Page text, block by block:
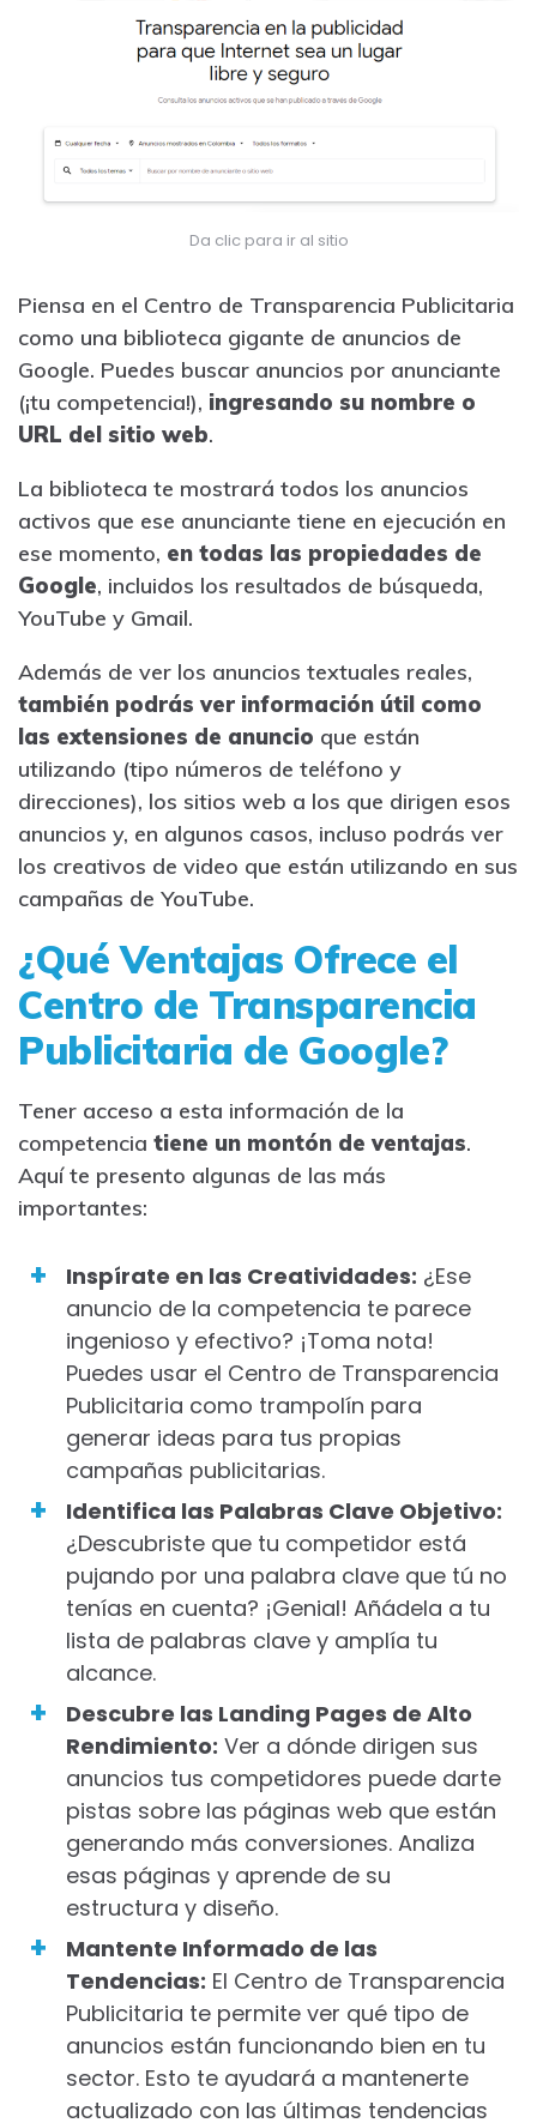
Da clic para ir al sitio
Piensa en el Centro de Transparencia Publicitaria
como una biblioteca gigante de anuncios de
Google. Puedes buscar anuncios por anunciante
(¡tu competencia!), ingresando su nombre o
URL del sitio web.
La biblioteca te mostrará todos los anuncios
activos que ese anunciante tiene en ejecución en
ese momento, en todas las propiedades de
Google, incluidos los resultados de búsqueda,
YouTube y Gmail.
Además de ver los anuncios textuales reales,
también podrás ver información útil como
las extensiones de anuncio que están
utilizando (tipo números de teléfono y
direcciones), los sitios web a los que dirigen esos
anuncios y, en algunos casos, incluso podrás ver
los creativos de video que están utilizando en sus
campañas de YouTube.
¿Qué Ventajas Ofrece el
Centro de Transparencia
Publicitaria de Google?
Tener acceso a esta información de la
competencia tiene un montón de ventajas.
Aquí te presento algunas de las más
importantes:
Inspírate en las Creatividades: ¿Ese
anuncio de la competencia te parece
ingenioso y efectivo? ¡Toma nota!
Puedes usar el Centro de Transparencia
Publicitaria como trampolín para
generar ideas para tus propias
campañas publicitarias.
Identifica las Palabras Clave Objetivo:
¿Descubriste que tu competidor está
pujando por una palabra clave que tú no
tenías en cuenta? ¡Genial! Añádela a tu
lista de palabras clave y amplía tu
alcance.
Descubre las Landing Pages de Alto
Rendimiento: Ver a dónde dirigen sus
anuncios tus competidores puede darte
pistas sobre las páginas web que están
generando más conversiones. Analiza
esas páginas y aprende de su
estructura y diseño.
Mantente Informado de las
Tendencias: El Centro de Transparencia
Publicitaria te permite ver qué tipo de
anuncios están funcionando bien en tu
sector. Esto te ayudará a mantenerte
actualizado con las últimas tendencias